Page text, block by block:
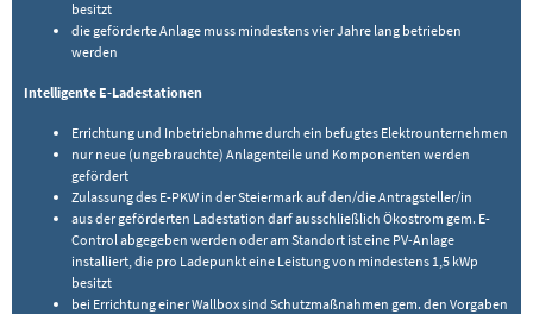
besitzt
die geförderte Anlage muss mindestens vier Jahre lang betrieben
werden
Intelligente E-Ladestationen
Errichtung und Inbetriebnahme durch ein befugtes Elektrounternehmen
nur neue (ungebrauchte) Anlagenteile und Komponenten werden
gefördert
Zulassung des E-PKW in der Steiermark auf den/die Antragsteller/in
aus der geförderten Ladestation darf ausschließlich Ökostrom gem. E-
Control abgegeben werden oder am Standort ist eine PV-Anlage
installiert, die pro Ladepunkt eine Leistung von mindestens 1,5 kWp
besitzt
bei Errichtung einer Wallbox sind Schutzmaßnahmen gem. den Vorgaben